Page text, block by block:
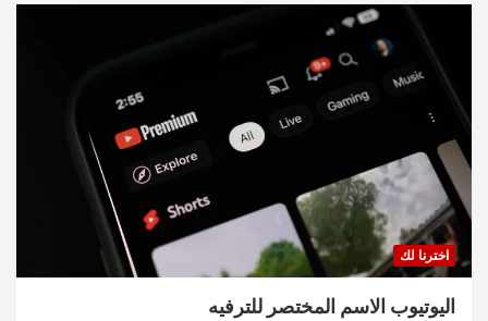
اخترنا لك
اليوتيوب الاسم المختصر للترفيه